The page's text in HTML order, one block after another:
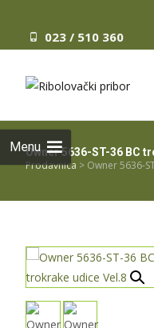
023 / 510 360
MenuOwner 5636-ST-36 BC
Prodavnica > Owner 5636-